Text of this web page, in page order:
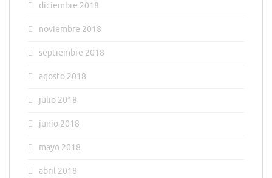
diciembre 2018
noviembre 2018
septiembre 2018
agosto 2018
julio 2018
junio 2018
mayo 2018
abril 2018